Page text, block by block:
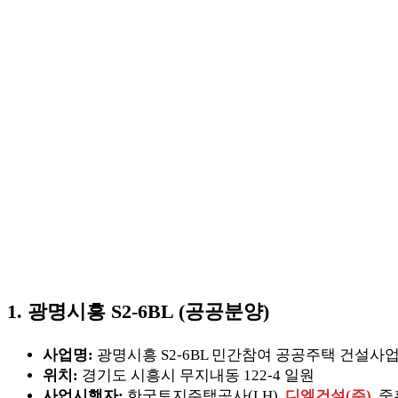
1. 광명시흥 S2-6BL (공공분양)
사업명: 광명시흥 S2-6BL 민간참여 공공주택 건설사업
위치: 경기도 시흥시 무지내동 122-4 일원